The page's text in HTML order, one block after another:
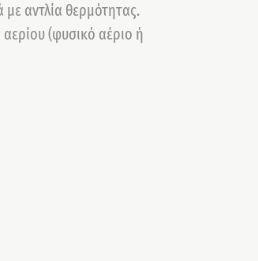
με αντλία θερμότητας.
(φυσικό αέριο ή